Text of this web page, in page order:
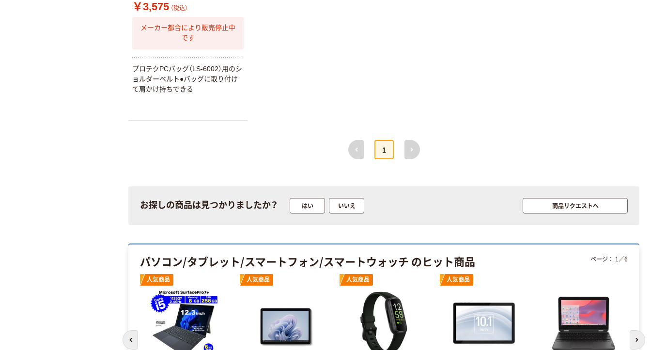
￥3,575 （税込）
メーカー都合により販売停止中
です
プロテクPCバッグ（LS-6002）用のシ
ョルダーベルト●バッグに取り付け
て肩かけ持ちできる
前へ
1
次へ
お探しの商品は見つかりましたか？ はい いいえ 商品リクエストへ
パソコン/タブレット/スマートフォン/スマートウォッチ のヒット商品
人気商品 人気商品 人気商品 人気商品
ページ： 1 ／6
前のスライドへ 次